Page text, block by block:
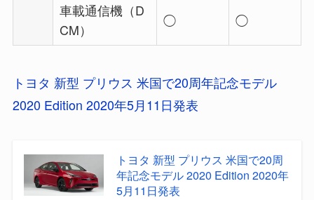
車載通信機（D
CM）
◯ ◯
トヨタ 新型 プリウス 米国で20周年記念モデル
2020 Edition 2020年5月11日発表
トヨタ 新型 プリウス 米国で20周
年記念モデル 2020 Edition 2020年
5月11日発表